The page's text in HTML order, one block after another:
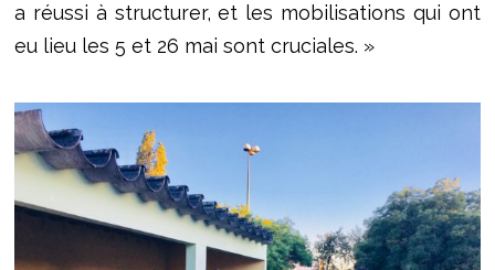
a réussi à structurer, et les mobilisations qui ont
eu lieu les 5 et 26 mai sont cruciales. »